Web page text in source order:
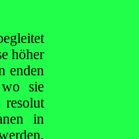
höher
enden
sie
in